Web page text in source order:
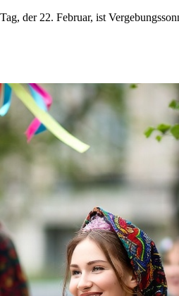
der 22. Februar, ist